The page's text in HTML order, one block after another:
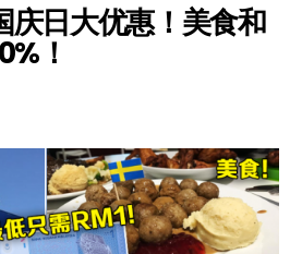
庆日大优惠！美食和
！